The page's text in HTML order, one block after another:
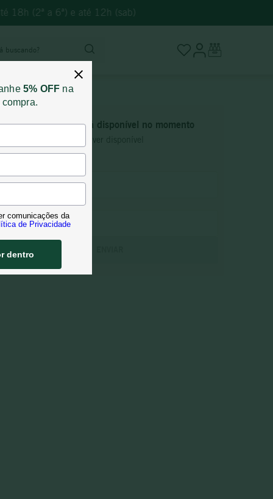
18h (2ª a 6ª) e até 12h (sab)
Este produto não está disponível no momento
Quero saber quando estiver disponível
5% OFF na
comunicações da
de Privacidade
dentro